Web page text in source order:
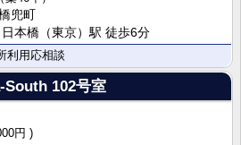
兜町
本橋（東京）駅 徒歩6分
利用応相談
South 102号室
円